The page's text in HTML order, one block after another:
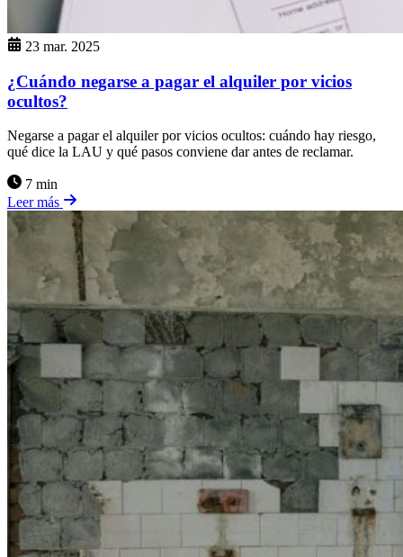
23 mar. 2025
¿Cuándo negarse a pagar el alquiler por vicios
ocultos?
Negarse a pagar el alquiler por vicios ocultos: cuándo hay riesgo,
qué dice la LAU y qué pasos conviene dar antes de reclamar.
7 min
Leer más